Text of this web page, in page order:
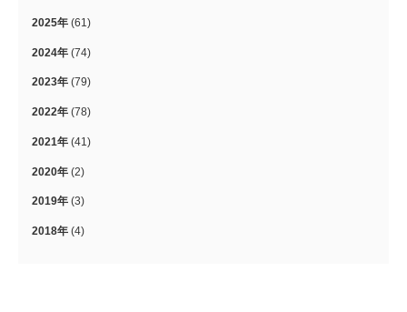
2025年 (61)
2024年 (74)
2023年 (79)
2022年 (78)
2021年 (41)
2020年 (2)
2019年 (3)
2018年 (4)